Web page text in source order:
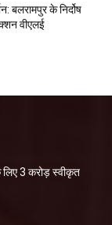
बलरामपुर के निर्दोष
वीएलई
लिए 3 करोड़ स्वीकृत